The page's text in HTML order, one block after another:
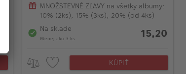
MNOŽSTEVNÉ ZĽAVY na všetky albumy:
10% (2ks), 15% (3ks), 20% (od 4ks)
Na sklade
Menej ako 3 ks 15,20
KÚPIŤ